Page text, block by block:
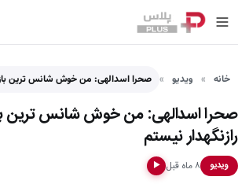
خانه ویدیو صحرا اسدالهی: من خوش شانس ترین
صحرا اسدالهی: من خوش شانس ترین
رازنگهدار نیستم
ویدیو ۸ ماه قبل ▶